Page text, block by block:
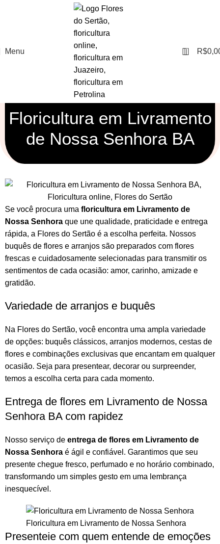
Menu 0 R$
Floricultura em Livramento
de Nossa Senhora BA
Se você procura uma floricultura em Livramento de
Nossa Senhora que une qualidade, praticidade e entrega
rápida, a Flores do Sertão é a escolha perfeita. Nossos
buquês de flores e arranjos são preparados com flores
frescas e cuidadosamente selecionadas para transmitir os
sentimentos de cada ocasião: amor, carinho, amizade e
gratidão.
Variedade de arranjos e buquês
Na Flores do Sertão, você encontra uma ampla variedade
de opções: buquês clássicos, arranjos modernos, cestas de
flores e combinações exclusivas que encantam em qualquer
ocasião. Seja para presentear, decorar ou surpreender,
temos a escolha certa para cada momento.
Entrega de flores em Livramento de Nossa
Senhora BA com rapidez
Nosso serviço de entrega de flores em Livramento de
Nossa Senhora é ágil e confiável. Garantimos que seu
presente chegue fresco, perfumado e no horário combinado,
transformando um simples gesto em uma lembrança
inesquecível.
Floricultura em Livramento de Nossa Senhora
Presenteie com quem entende de emoções